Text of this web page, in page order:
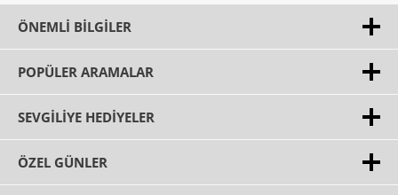
ÖNEMLI BILGILER
POPÜLER ARAMALAR
SEVGILIYE HEDIYELER
ÖZEL GÜNLER